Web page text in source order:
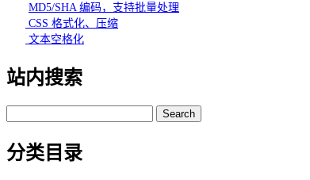
MD5/SHA 编码，支持批量处理
CSS 格式化、压缩
文本空格化
站内搜索
for:
分类目录